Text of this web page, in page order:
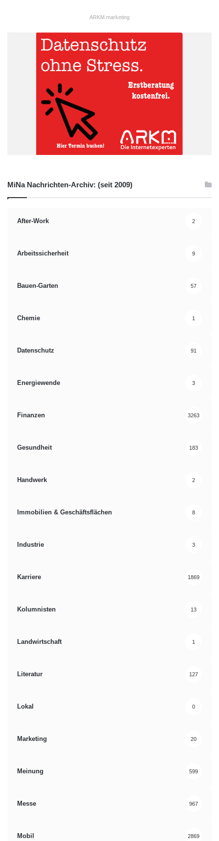
ARKM.marketing
MiNa Nachrichten-Archiv: (seit 2009)
After-Work 2
Arbeitssicherheit 9
Bauen-Garten 57
Chemie 1
Datenschutz 91
Energiewende 3
Finanzen 3263
Gesundheit 183
Handwerk 2
Immobilien & Geschäftsflächen 8
Industrie 3
Karriere 1869
Kolumnisten 13
Landwirtschaft 1
Literatur 127
Lokal 0
Marketing 20
Meinung 599
Messe 967
Mobil 2869